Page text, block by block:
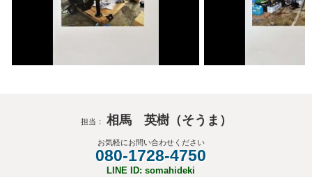
担当： 相馬 英樹（そうま）
お気軽にお問い合わせください
080-1728-4750
LINE ID: somahideki